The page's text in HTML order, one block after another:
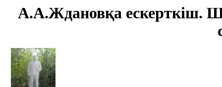
А.А.Ждановқа ескерткіш.